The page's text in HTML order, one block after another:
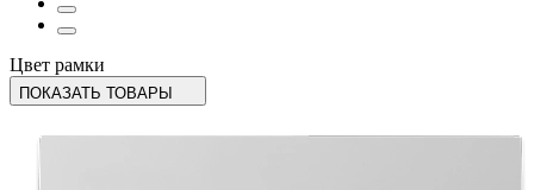
Цвет рамки
ПОКАЗАТЬ ТОВАРЫ